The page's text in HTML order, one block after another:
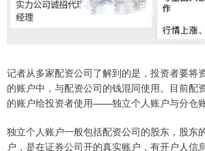
记者从多家配资公司了解到的是，投资者要将
的账户中，与配资公司的钱混同使用。目前配
的账户给投资者使用——独立个人账户与分仓账
独立个人账户一般包括配资公司的股东，股东
户，是在证券公司开的真实账户，有开户人信